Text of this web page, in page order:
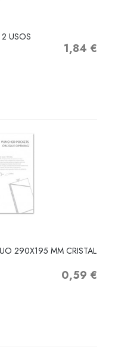
USOS
Precio
1,84 €
290X195 MM CRISTAL
Precio
0,59 €